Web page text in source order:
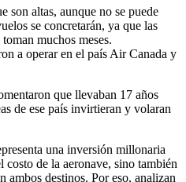
son altas, aunque no se puede
se concretarán, ya que las
muchos meses.
a operar en el país Air Canada y
que llevaban 17 años
de ese país invirtieran y volaran
una inversión millonaria
costo de la aeronave, sino también
ambos destinos. Por eso, analizan